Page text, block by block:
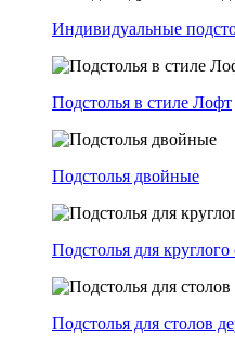
Индивидуальные
Подстолья в стиле Лофт
Подстолья двойные
Подстолья для круглого
Подстолья для столов